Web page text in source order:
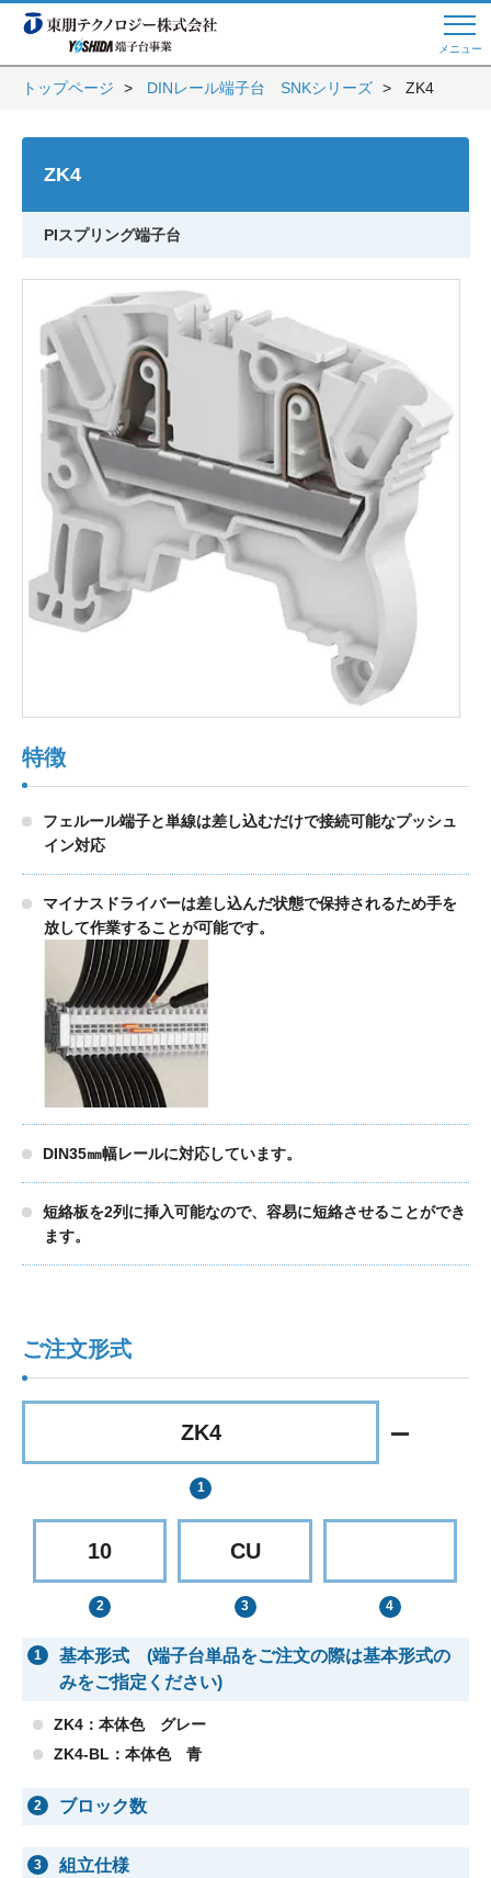
メニュー
トップページへ
東朋テクノロジーサイトへ
よくある質問
会員登録
製品検索
個人情報保護方針
トップページ DINレール端子台 SNKシリーズ ZK4
ZK4
PIスプリング端子台
特徴
フェルール端子と単線は差し込むだけで接続可能なプッシュ
イン対応
マイナスドライバーは差し込んだ状態で保持されるため手を
放して作業することが可能です。
DIN35㎜幅レールに対応しています。
短絡板を2列に挿入可能なので、容易に短絡させることができ
ます。
ご注文形式
ZK4
10 CU
1
基本形式 (端子台単品をご注文の際は基本形式の
みをご指定ください)
ZK4：本体色 グレー
ZK4-BL：本体色 青
2 ブロック数
3 組立仕様